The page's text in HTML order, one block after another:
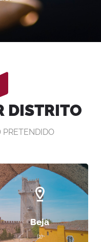
DISTRITO
Beja
(1)